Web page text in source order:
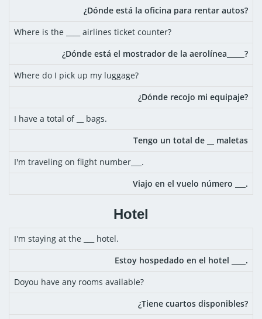
¿Dónde está la oficina para rentar autos?
Where is the ____ airlines ticket counter?
¿Dónde está el mostrador de la aerolínea_____?
Where do I pick up my luggage?
¿Dónde recojo mi equipaje?
I have a total of __ bags.
Tengo un total de __ maletas
I'm traveling on flight number___.
Viajo en el vuelo número ___.
Hotel
I'm staying at the ___ hotel.
Estoy hospedado en el hotel ____.
Doyou have any rooms available?
¿Tiene cuartos disponibles?